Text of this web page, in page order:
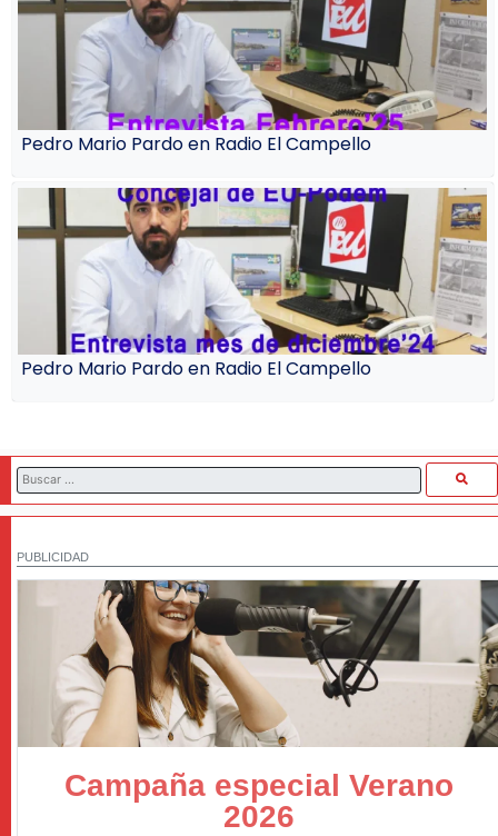
Pedro Mario Pardo en Radio El Campello
Pedro Mario Pardo en Radio El Campello
PUBLICIDAD
Campaña especial Verano
2026